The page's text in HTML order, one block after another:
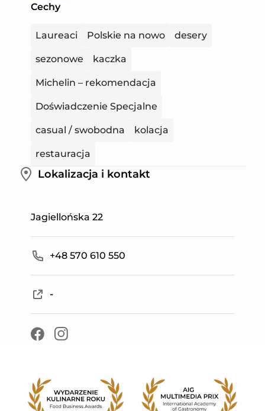
Cechy
Laureaci Polskie na nowo desery
sezonowe kaczka
Michelin – rekomendacja
Doświadczenie Specjalne
casual / swobodna kolacja
restauracja
Lokalizacja i kontakt
+
Jagiellońska 22
+48 570 610 550
-